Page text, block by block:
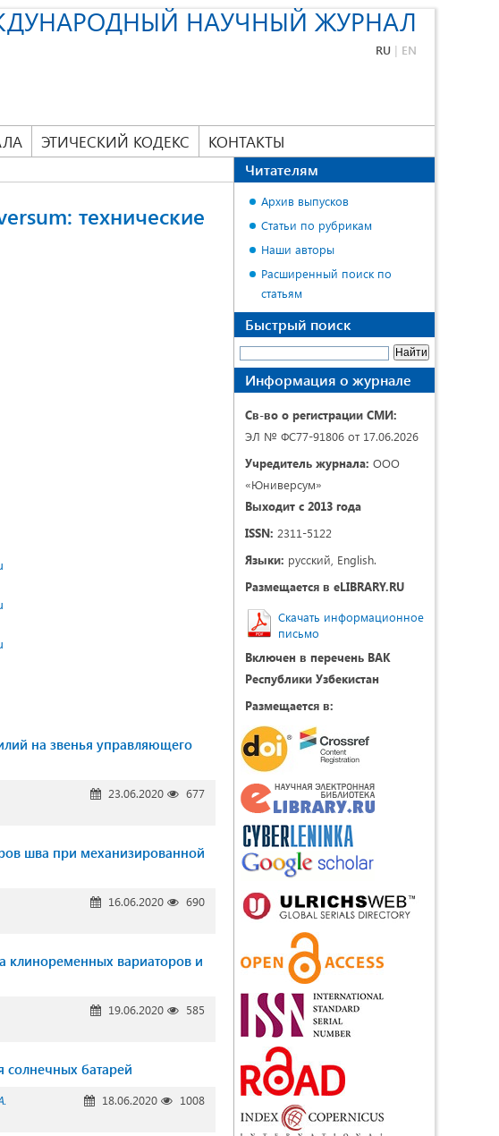
НАУЧНЫЙ ЖУРНАЛ
RU | EN
ЭТИЧЕСКИЙ КОДЕКС КОНТАКТЫ
технические
на звенья управляющего
23.06.2020
677
шва при механизированной
16.06.2020
690
клиноременных вариаторов и
19.06.2020
585
солнечных батарей
18.06.2020
1008
Читателям
Архив выпусков
Статьи по рубрикам
Наши авторы
Расширенный поиск по
статьям
Быстрый поиск
Информация о журнале
Св-во о регистрации СМИ:
ЭЛ № ФС77-91806 от 17.06.2026
Учредитель журнала: ООО
«Юниверсум»
Выходит с 2013 года
ISSN: 2311-5122
Языки: русский, English.
Размещается в eLIBRARY.RU
Скачать информационное
письмо
Включен в перечень ВАК
Республики Узбекистан
Размещается в: